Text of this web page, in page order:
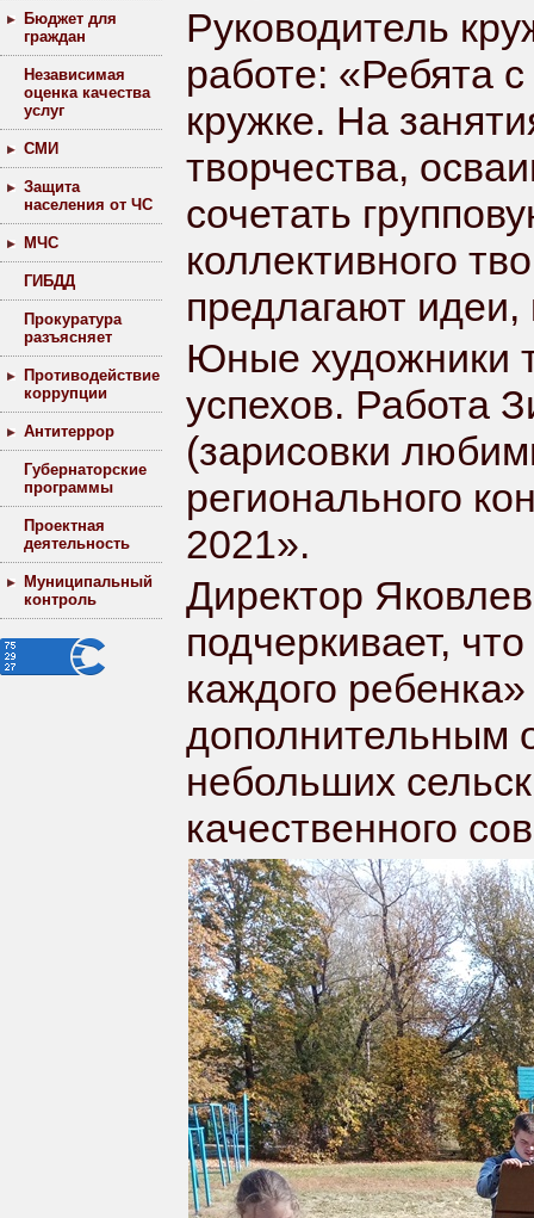
Бюджет для
граждан
Независимая
оценка качества
услуг
СМИ
Защита
населения от ЧС
МЧС
ГИБДД
Прокуратура
разъясняет
Противодействие
коррупции
Антитеррор
Губернаторские
программы
Проектная
деятельность
Муниципальный
контроль
Руководитель
работе: «Ребята
кружке. На
творчества,
сочетать
коллективного
предлагают
Юные художники
успехов. Работа
(зарисовки
регионального
2021».
Директор
подчеркивает,
каждого
дополнительным
небольших
качественного